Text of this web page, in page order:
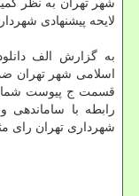
شهر تهران به نظر
لایحه پیشنهادی
به گزارش الف
قسمت ج پیوست
رابطه با
شهرداری تهران رای